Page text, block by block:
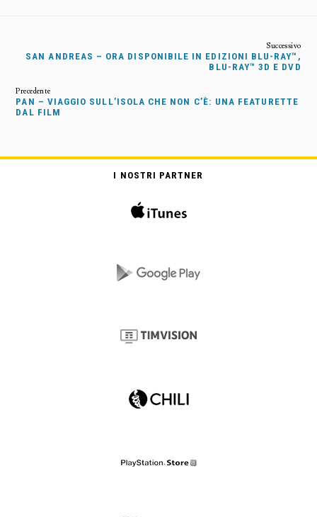
SAN ANDREAS – ORA DISPONIBILE IN EDIZIONI BLU-RAY™,
BLU-RAY™ 3D E DVD
PAN – VIAGGIO SULL’ISOLA CHE NON C’È: UNA FEATURETTE
DAL FILM
I NOSTRI PARTNER